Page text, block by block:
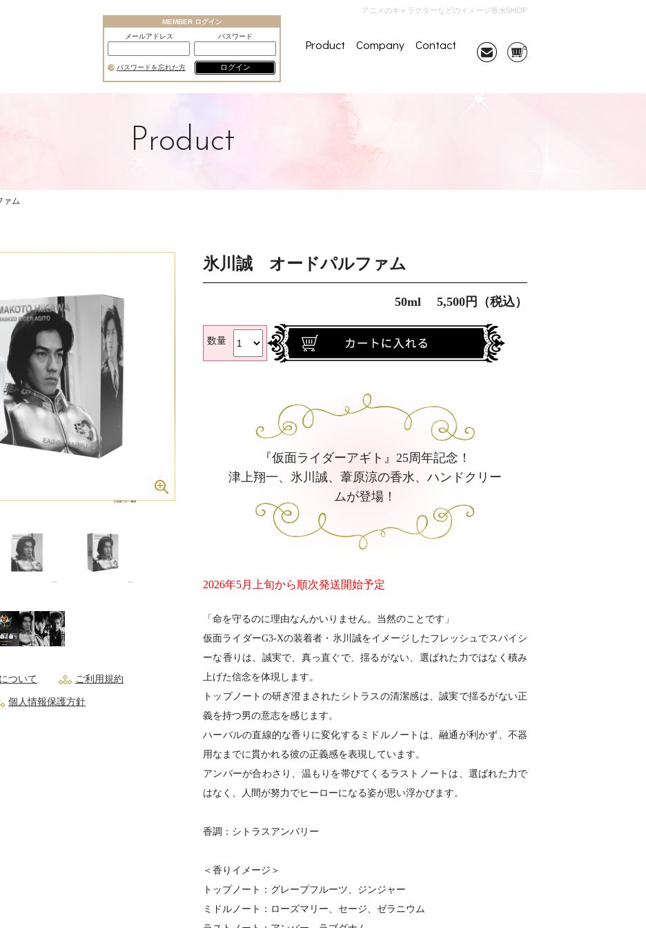
アニメのキャラクターなどのイメージ香水SHOP
Product Company Contact
MEMBER ログイン
メールアドレス
パスワード
パスワードを忘れた方 ログイン
Product
ァム
ついて ご利用規約
個人情報保護方針
氷川誠 オードパルファム
50ml 5,500円（税込）
数量
『仮面ライダーアギト』25周年記念！
津上翔一、氷川誠、葦原涼の香水、ハンドクリー
ムが登場！
2026年5月上旬から順次発送開始予定
「命を守るのに理由なんかいりません。当然のことです」
仮面ライダーG3-Xの装着者・氷川誠をイメージしたフレッシュでスパイシ
ーな香りは、誠実で、真っ直ぐで、揺るがない、選ばれた力ではなく積み
上げた信念を体現します。
トップノートの研ぎ澄まされたシトラスの清潔感は、誠実で揺るがない正
義を持つ男の意志を感じます。
ハーバルの直線的な香りに変化するミドルノートは、融通が利かず、不器
用なまでに貫かれる彼の正義感を表現しています。
アンバーが合わさり、温もりを帯びてくるラストノートは、選ばれた力で
はなく、人間が努力でヒーローになる姿が思い浮かびます。
香調：シトラスアンバリー
＜香りイメージ＞
トップノート：グレープフルーツ、ジンジャー
ミドルノート：ローズマリー、セージ、ゼラニウム